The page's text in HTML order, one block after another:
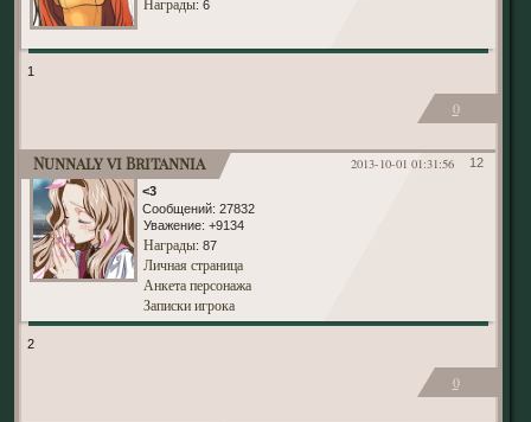
: 6
1
0
12
2013-10-01 01:31:56
Nunnaly vi Britannia
<3
Сообщений: 27832
Уважение: +9134
Награды: 87
Личная страница
Анкета персонажа
Записки игрока
2
0